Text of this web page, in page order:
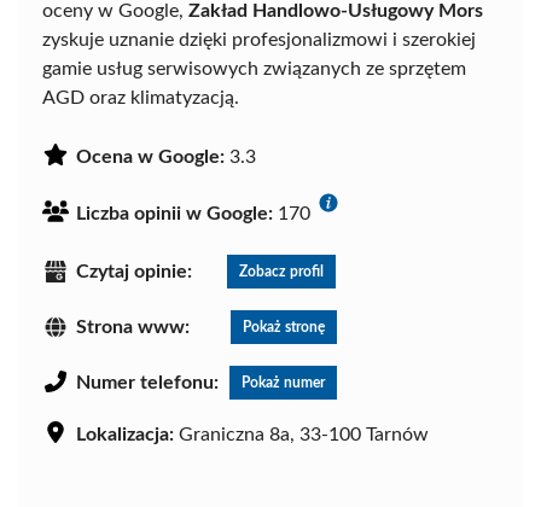
oceny w Google, Zakład Handlowo-Usługowy Mors
zyskuje uznanie dzięki profesjonalizmowi i szerokiej
gamie usług serwisowych związanych ze sprzętem
AGD oraz klimatyzacją.
Ocena w Google: 3.3
Liczba opinii w Google: 170
Czytaj opinie: Zobacz profil
Strona www: Pokaż stronę
Numer telefonu: Pokaż numer
Lokalizacja: Graniczna 8a, 33-100 Tarnów